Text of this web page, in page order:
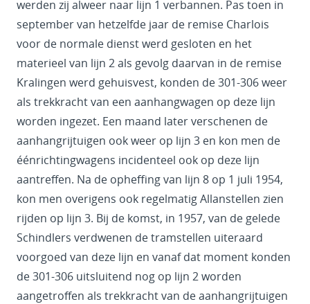
werden zij alweer naar lijn 1 verbannen. Pas toen in
september van hetzelfde jaar de remise Charlois
voor de normale dienst werd gesloten en het
materieel van lijn 2 als gevolg daarvan in de remise
Kralingen werd gehuisvest, konden de 301-306 weer
als trekkracht van een aanhangwagen op deze lijn
worden ingezet. Een maand later verschenen de
aanhangrijtuigen ook weer op lijn 3 en kon men de
éénrichtingwagens incidenteel ook op deze lijn
aantreffen. Na de opheffing van lijn 8 op 1 juli 1954,
kon men overigens ook regelmatig Allanstellen zien
rijden op lijn 3. Bij de komst, in 1957, van de gelede
Schindlers verdwenen de tramstellen uiteraard
voorgoed van deze lijn en vanaf dat moment konden
de 301-306 uitsluitend nog op lijn 2 worden
aangetroffen als trekkracht van de aanhangrijtuigen